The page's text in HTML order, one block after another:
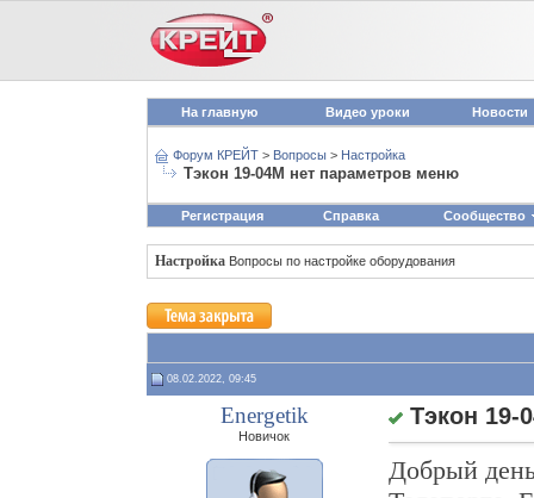
На главную Видео уроки Новости
Форум КРЕЙТ > Вопросы > Настройка
Тэкон 19-04М нет параметров меню
Регистрация Справка Сообщество
Настройка Вопросы по настройке оборудования
08.02.2022, 09:45
Energetik
Новичок
Тэкон 19-
Добрый